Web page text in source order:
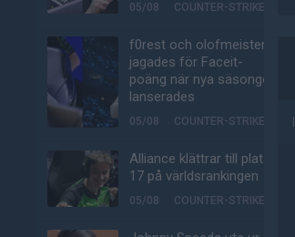
05/08 COUNTER-STRIKE
f0rest och olofmeister
jagades för Faceit-
poäng när nya säsongen
lanserades
05/08 COUNTER-STRIKE
Alliance klättrar till plats
17 på världsrankingen
05/08 COUNTER-STRIKE